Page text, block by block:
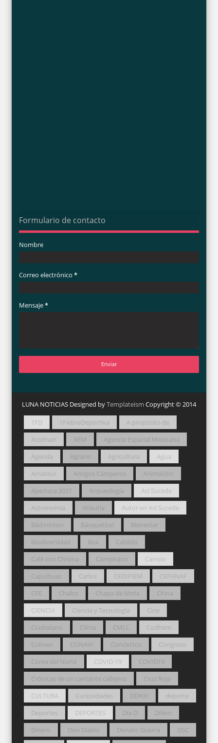
Formulario de contacto
Nombre
Correo electrónico *
Mensaje*
LUNA NOTICIAS Designed byTemplateism Copyright © 2014
1FD 1FiebreDeportiva
A propósito de
Acolman
AEM
Agencia Espacial Mexicana
Agenda
Agrario Agricultura
Agua
Amateur
Amigos Camperos
Animación
Apertura 2021
Arqueología
Así Sucede
Astronomía
Atlautla
Autor en Así Sucede
Bádminton
Básquetbol
Bienestar
Biodiversidad
Box
Cabildo
Café con Chisma
Campirano
Campo
Capulhuac
Carlos CEDIPIEM
CEPANAF
CFE
Chalco Chapa de Mota
China
CIENCIA
Ciencia y Tecnología
Cine
Ciudadano
Clima CMLL
Codhem
Colmex
CONAVI Conciertos
Congreso
Corea del Norte
COVID-19
COVID19
Crónicas de un cantante callejero
Cruz Roja
CULTURA
Curiosidades DDHH
deporte
Deportes
DEPORTES Día D
Difem
Dinero
Don Diablo Donato Guerra
DSC